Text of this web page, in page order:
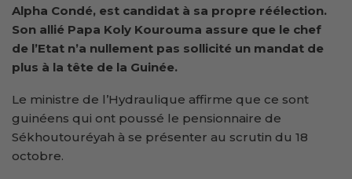
Alpha Condé, est candidat à sa propre réélection.
Son allié Papa Koly Kourouma assure que le chef
de l’Etat n’a nullement pas sollicité un mandat de
plus à la tête de la Guinée.
Le ministre de l’Hydraulique affirme que ce sont
guinéens qui ont poussé le pensionnaire de
Sékhoutouréyah à se présenter au scrutin du 18
octobre.